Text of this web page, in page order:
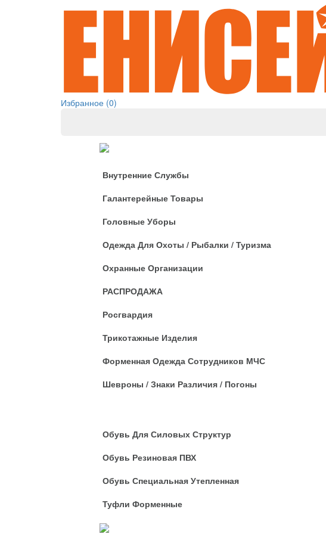
Избранное (0)
Внутренние Службы
Галантерейные Товары
Головные Уборы
Одежда Для Охоты / Рыбалки / Туризма
Охранные Организации
РАСПРОДАЖА
Росгвардия
Трикотажные Изделия
Форменная Одежда Сотрудников МЧС
Шевроны / Знаки Различия / Погоны
Обувь Для Силовых Структур
Обувь Резиновая ПВХ
Обувь Специальная Утепленная
Туфли Форменные